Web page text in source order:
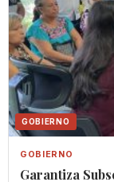
GOBIERNO
GOBIERNO
Garantiza